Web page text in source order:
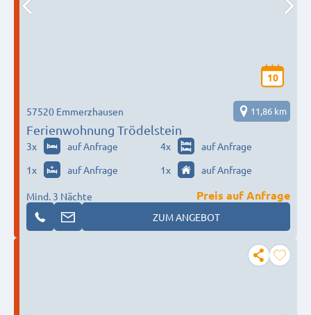
10
Ferienwohnung Trödelstein
57520 Emmerzhausen 11,86 km
3x auf Anfrage 4x
auf Anfrage
1x auf Anfrage 1x auf Anfrage
Mind. 3 Nächte
Preis auf Anfrage
ZUM ANGEBOT